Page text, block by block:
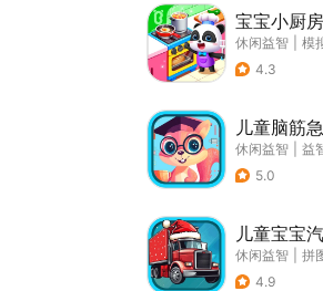
宝宝小厨房
休闲益智 模
4.3
儿童脑筋
休闲益智 益
5.0
儿童宝宝
休闲益智 拼
4.9